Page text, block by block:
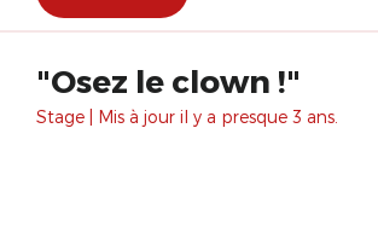
​"Osez le clown !"
Stage | Mis à jour il y a presque 3 ans.